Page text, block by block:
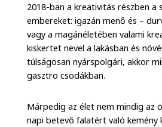
2018-ban a kreativitás részben a
embereket: igazán menő és –
vagy a magánéletében valami
kiskertet nevel a lakásban és
túlságosan nyárspolgári, akkor
gasztro csodákban.
Márpedig az élet nem mindig az
napi betevő falatért való kemény